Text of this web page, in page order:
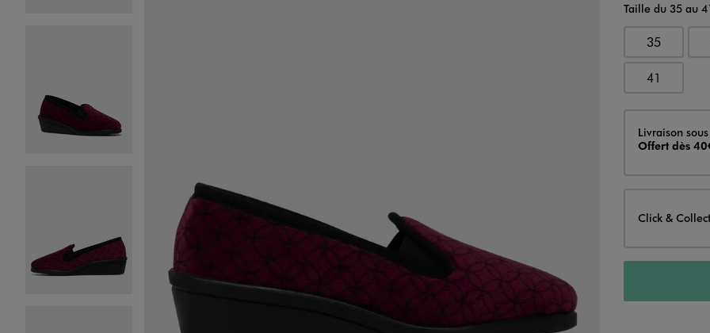
Taille du 35 au
35
41
Livraison
Livraison
Offert dès
Click &